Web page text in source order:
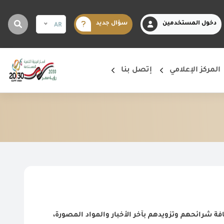
دخول المستخدمين سؤال جديد AR
المركز الإعلامي إتصل بنا
شرائحهم وتزويدهم بآخر الأخبار والمواد المصورة،